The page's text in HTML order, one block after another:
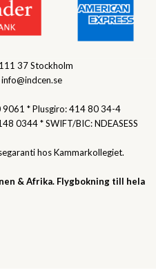
37 Stockholm
* Plusgiro: 414 80 34-4
0344 * SWIFT/BIC: NDEASESS
hos Kammarkollegiet.
& Afrika. Flygbokning till hela